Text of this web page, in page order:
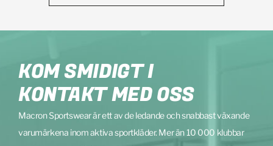
KOM SMIDIGT I
KONTAKT MED OSS
Macron Sportswear är ett av de ledande och snabbast växande
varumärkena inom aktiva sportkläder. Mer än 10 000 klubbar